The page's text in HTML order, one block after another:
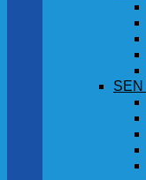
SEN